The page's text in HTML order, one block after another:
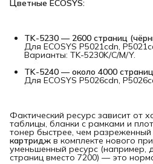
Цветные ECOSYS:
TK-5230 — 2600 страниц
Для ECOSYS P5021cdn,
Варианты: TK-5230K/C/M/Y.
TK-5240 — около 4000
Для ECOSYS P5026cdn,
Фактический ресурс зависит от
таблицы, бланки с рамками и
тонер быстрее, чем разреженный
картридж в комплекте нового
уменьшенный ресурс (например,
страниц вместо 7200) — это